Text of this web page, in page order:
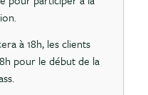
à 18h, les clients
pour le début de la